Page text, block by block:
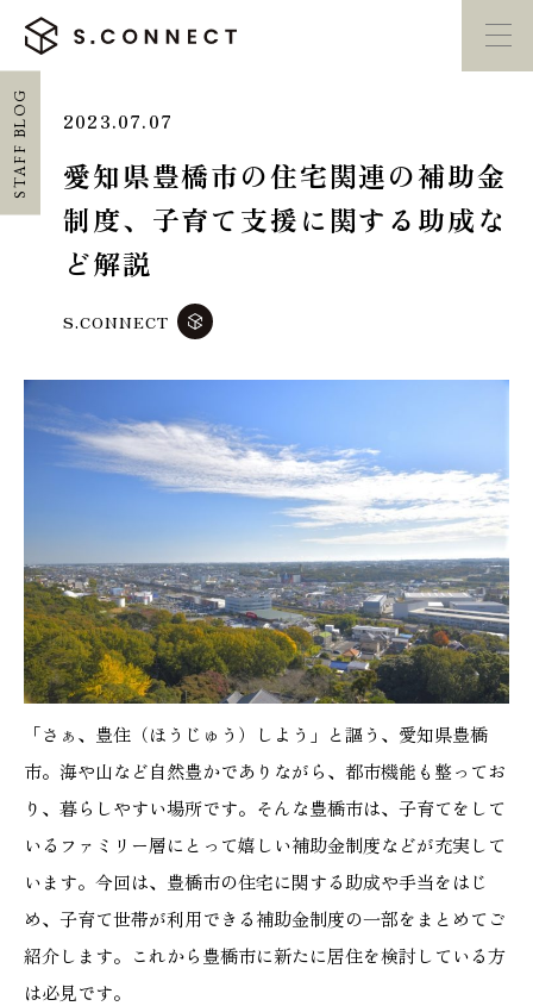
HOME
CONCEPT
エスコネについて
施工実績
GALLERY
施工ギャラリー
STAFF BLOG
スタッフブログ
COMPANY
会社情報
ACCESS MAP
アクセスマップ
家づくり勉強会 カタログ請求
STAFF BLOG 2023.07.07
愛知県豊橋市の住宅関連の補助金
制度、子育て支援に関する助成な
ど解説
S.CONNECT
「さぁ、豊住（ほうじゅう）しよう」と謳う、愛知県豊橋
市。海や山など自然豊かでありながら、都市機能も整ってお
り、暮らしやすい場所です。そんな豊橋市は、子育てをして
いるファミリー層にとって嬉しい補助金制度などが充実して
います。今回は、豊橋市の住宅に関する助成や手当をはじ
め、子育て世帯が利用できる補助金制度の一部をまとめてご
紹介します。これから豊橋市に新たに居住を検討している方
は必見です。